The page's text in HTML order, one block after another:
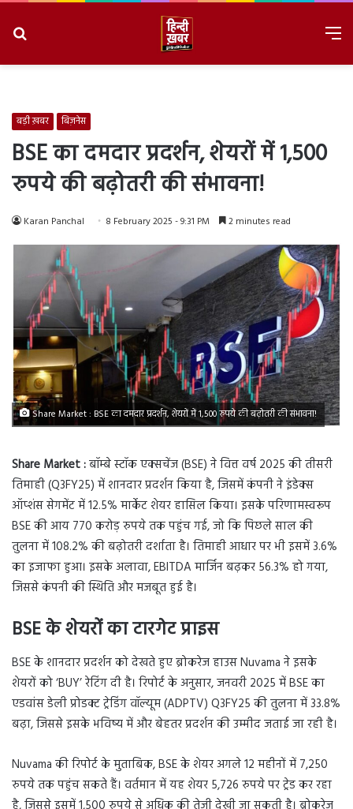
बड़ी ख़बर बिज़नेस
BSE का दमदार प्रदर्शन, शेयरों में 1,500
रुपये की बढ़ोतरी की संभावना!
Karan Panchal 8 February 2025 - 9:31 PM 2 minutes read
Share Market : BSE का दमदार प्रदर्शन, शेयरों में 1,500 रुपये की बढ़ोतरी की संभावना!
Share Market :बॉम्बे स्टॉक एक्सचेंज (BSE) ने वित्त वर्ष 2025 की तीसरी
तिमाही (Q3FY25) में शानदार प्रदर्शन किया है, जिसमें कंपनी ने इंडेक्स
ऑप्शंस सेगमेंट में 12.5% मार्केट शेयर हासिल किया। इसके परिणामस्वरूप
BSE की आय 770 करोड़ रुपये तक पहुंच गई, जो कि पिछले साल की
तुलना में 108.2% की बढ़ोतरी दर्शाता है। तिमाही आधार पर भी इसमें 3.6%
का इजाफा हुआ। इसके अलावा, EBITDA मार्जिन बढ़कर 56.3% हो गया,
जिससे कंपनी की स्थिति और मजबूत हुई है।
BSE के शेयरों का टारगेट प्राइस
BSE के शानदार प्रदर्शन को देखते हुए ब्रोकरेज हाउस Nuvama ने इसके
शेयरों को ‘BUY’ रेटिंग दी है। रिपोर्ट के अनुसार, जनवरी 2025 में BSE का
एडवांस डेली प्रोडक्ट ट्रेडिंग वॉल्यूम (ADPTV) Q3FY25 की तुलना में 33.8%
बढ़ा, जिससे इसके भविष्य में और बेहतर प्रदर्शन की उम्मीद जताई जा रही है।
Nuvama की रिपोर्ट के मुताबिक, BSE के शेयर अगले 12 महीनों में 7,250
रुपये तक पहुंच सकते हैं। वर्तमान में यह शेयर 5,726 रुपये पर ट्रेड कर रहा